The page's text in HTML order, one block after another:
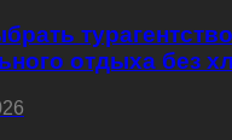
отдыха без